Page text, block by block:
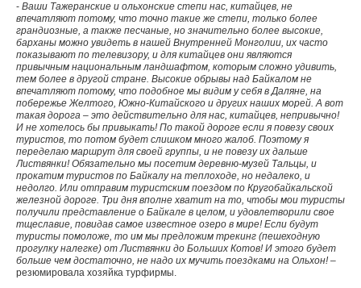
- Ваши Тажеранские и ольхонские степи нас, китайцев, не
впечатляют потому, что точно такие же степи, только более
грандиозные, а также песчаные, но значительно более высокие,
барханы можно увидеть в нашей Внутренней Монголии, их часто
показывают по телевизору, и для китайцев они являются
привычным национальным ландшафтом, которым сложно удивить,
тем более в другой стране. Высокие обрывы над Байкалом не
впечатляют потому, что подобное мы видим у себя в Даляне, на
побережье Желтого, Южно-Китайского и других наших морей. А вот
такая дорога – это действительно для нас, китайцев, непривычно!
И не хотелось бы привыкать! По такой дороге если я повезу своих
туристов, то потом будет слишком много жалоб. Поэтому я
переделаю маршрут для своей группы, и не повезу их дальше
Листвянки! Обязательно мы посетим деревню-музей Тальцы, и
прокатим туристов по Байкалу на теплоходе, но недалеко, и
недолго. Или отправим туристским поездом по Кругобайкальской
железной дороге. Три дня вполне хватит на то, чтобы мои туристы
получили представление о Байкале в целом, и удовлетворили свое
тщеславие, повидав самое известное озеро в мире! Если будут
туристы помоложе, то им мы предложим трекинг (пешеходную
прогулку налегке) от Листвянки до Больших Котов! И этого будет
больше чем достаточно, не надо их мучить поездками на Ольхон!–
резюмировала хозяйка турфирмы.